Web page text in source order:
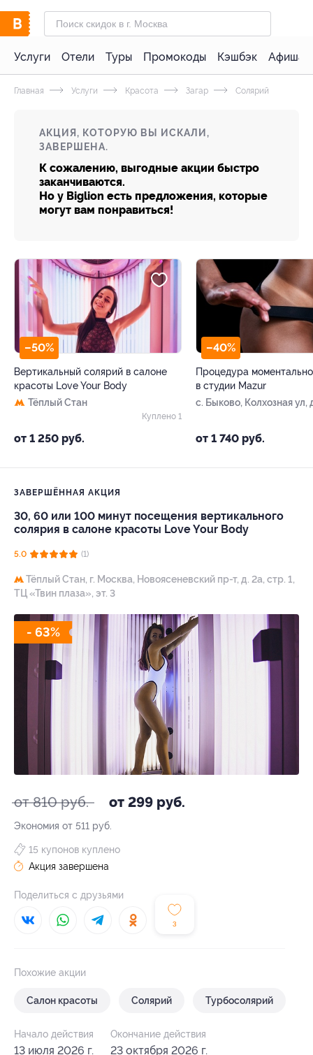
Услуги Отели Туры Промокоды Кэшбэк Афиша
Главная Услуги Красота Загар Солярий
АКЦИЯ, КОТОРУЮ ВЫ ИСКАЛИ,
ЗАВЕРШЕНА.
К сожалению, выгодные акции быстро
заканчиваются.
Но у Biglion есть предложения, которые
могут вам понравиться!
–50%
Вертикальный солярий в салоне
красоты Love Your Body
Тёплый Стан
от 1 250 руб.
Куплено 1
–40%
Процедура
в студии Mazur
с. Быково, Колхозная ул,
от 1 740 руб.
ЗАВЕРШЁННАЯ АКЦИЯ
30, 60 или 100 минут посещения вертикального
солярия в салоне красоты Love Your Body
5.0 (1)
Тёплый Стан, г. Москва, Новоясеневский пр-т, д. 2а, стр. 1,
ТЦ «Твин плаза», эт. 3
- 63%
от 810 руб. от 299 руб.
Экономия от 511 руб.
3
15 купонов куплено
Акция завершена
Поделиться с друзьями
Похожие акции
Салон красоты Солярий Турбосолярий
Начало действия
13 июля 2026 г.
Окончание действия
23 октября 2026 г.